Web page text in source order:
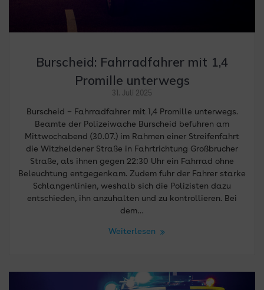
Burscheid: Fahrradfahrer mit 1,4
Promille unterwegs
31. Juli 2025
Burscheid – Fahrradfahrer mit 1,4 Promille unterwegs.
Beamte der Polizeiwache Burscheid befuhren am
Mittwochabend (30.07.) im Rahmen einer Streifenfahrt
die Witzheldener Straße in Fahrtrichtung Großbrucher
Straße, als ihnen gegen 22:30 Uhr ein Fahrrad ohne
Beleuchtung entgegenkam. Zudem fuhr der Fahrer starke
Schlangenlinien, weshalb sich die Polizisten dazu
entschieden, ihn anzuhalten und zu kontrollieren. Bei
dem…
Weiterlesen